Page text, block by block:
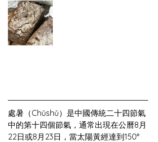
處暑（Chǔshǔ）是中國傳統二十四節氣
中的第十四個節氣，通常出現在公曆8月
22日或8月23日，當太陽黃經達到150°